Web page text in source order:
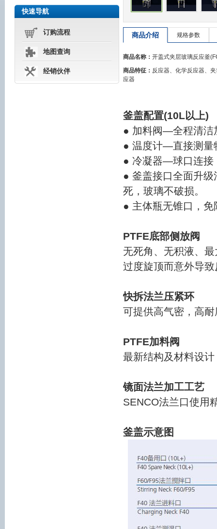
快速导航
订购流程
地图查询
经销伙伴
商品介绍 规格参数
商品名称： 开盖式夹层玻璃反应釜
商品特征： 反应器、化学反应器、
应器
釜盖配置(10L以上)
● 加料阀—全程清洁
● 温度计—直接测量
● 冷凝器—球口连接
● 釜盖接口全面升
死，玻璃不破损。
● 主体瓶无锥口，
PTFE底部侧放阀
无死角、无积液、
过度旋顶而意外导
快拆法兰压紧环
可提供高气密，高
PTFE加料阀
最新结构及材料设
镜面法兰加工工艺
SENCO法兰口使用
釜盖示意图